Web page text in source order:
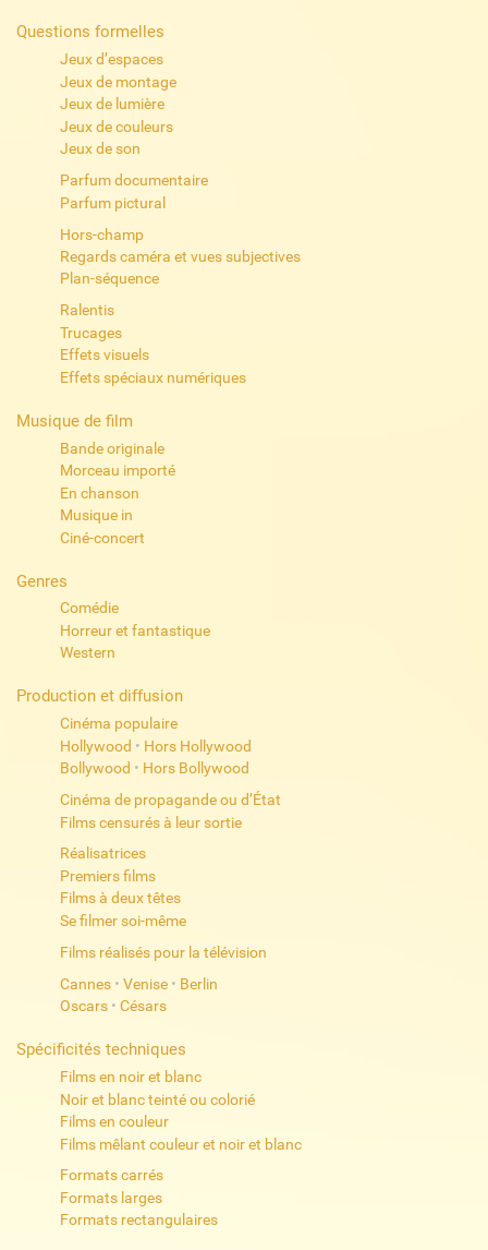
Questions formelles
Jeux d’espaces
Jeux de montage
Jeux de lumière
Jeux de couleurs
Jeux de son
Parfum documentaire
Parfum pictural
Hors-champ
Regards caméra et vues subjectives
Plan-séquence
Ralentis
Trucages
Effets visuels
Effets spéciaux numériques
Musique de film
Bande originale
Morceau importé
En chanson
Musique in
Ciné-concert
Genres
Comédie
Horreur et fantastique
Western
Production et diffusion
Cinéma populaire
Hollywood • Hors Hollywood
Bollywood • Hors Bollywood
Cinéma de propagande ou d’État
Films censurés à leur sortie
Réalisatrices
Premiers films
Films à deux têtes
Se filmer soi-même
Films réalisés pour la télévision
Cannes • Venise • Berlin
Oscars • Césars
Spécificités techniques
Films en noir et blanc
Noir et blanc teinté ou colorié
Films en couleur
Films mêlant couleur et noir et blanc
Formats carrés
Formats larges
Formats rectangulaires